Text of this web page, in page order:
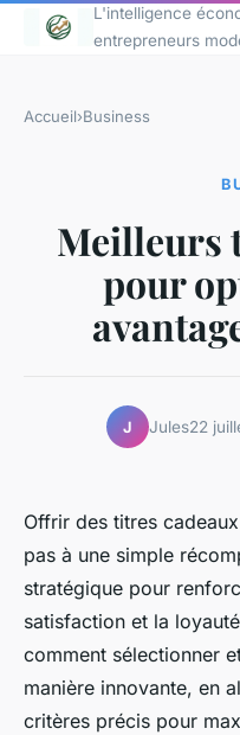
L'intelligence
entrepreneurs
Accueil›Business
Meilleurs
pour
J Jules22
Offrir des titres
pas à une simple
stratégique pour
satisfaction et la
comment sélectionner
manière innovante, en
critères précis pour